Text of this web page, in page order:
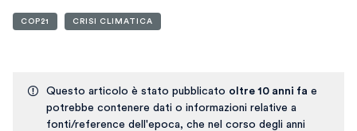
COP21 CRISI CLIMATICA
Questo articolo è stato pubblicato oltre 10 anni fa e
potrebbe contenere dati o informazioni relative a
fonti/reference dell'epoca, che nel corso degli anni